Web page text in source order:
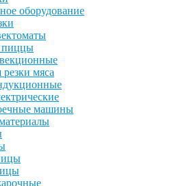
оборудование
пиццы
мяса
машины